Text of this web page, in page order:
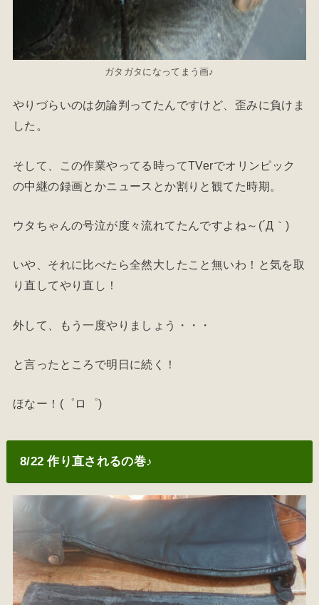
ガタガタになってまう画♪
やりづらいのは勿論判ってたんですけど、歪みに負けま
した。
そして、この作業やってる時ってTVerでオリンピック
の中継の録画とかニュースとか割りと観てた時期。
ウタちゃんの号泣が度々流れてたんですよね～(´Д｀)
いや、それに比べたら全然大したこと無いわ！と気を取
り直してやり直し！
外して、もう一度やりましょう・・・
と言ったところで明日に続く！
ほなー！(゜ロ゜)
8/22 作り直されるの巻♪